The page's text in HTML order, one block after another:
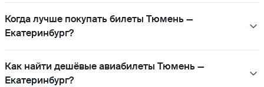
Когда лучше покупать билеты Тюмень —
Екатеринбург?
Как найти дешёвые авиабилеты Тюмень —
Екатеринбург?